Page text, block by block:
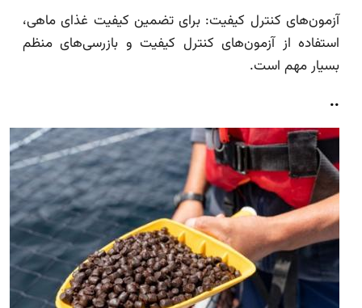
آزمون‌های کنترل کیفیت: برای تضمین کیفیت غذای ماهی،
استفاده از آزمون‌های کنترل کیفیت و بازرسی‌های منظم
بسیار مهم است.
..